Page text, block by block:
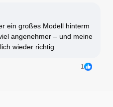
ein großes Modell hinterm
angenehmer – und meine
wieder richtig
1